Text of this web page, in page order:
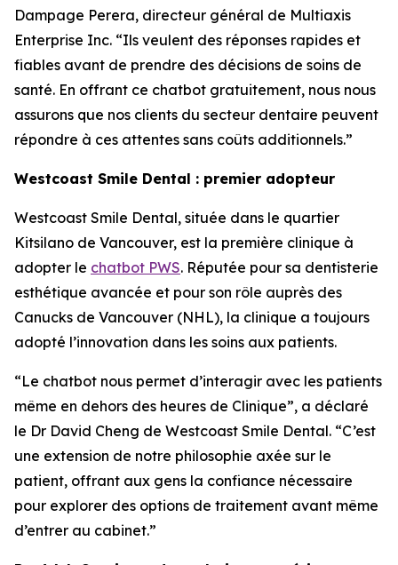
Dampage Perera, directeur général de Multiaxis
Enterprise Inc. “Ils veulent des réponses rapides et
fiables avant de prendre des décisions de soins de
santé. En offrant ce chatbot gratuitement, nous nous
assurons que nos clients du secteur dentaire peuvent
répondre à ces attentes sans coûts additionnels.”
Westcoast Smile Dental : premier adopteur
Westcoast Smile Dental, située dans le quartier
Kitsilano de Vancouver, est la première clinique à
adopter le chatbot PWS. Réputée pour sa dentisterie
esthétique avancée et pour son rôle auprès des
Canucks de Vancouver (NHL), la clinique a toujours
adopté l’innovation dans les soins aux patients.
“Le chatbot nous permet d’interagir avec les patients
même en dehors des heures de Clinique”, a déclaré
le Dr David Cheng de Westcoast Smile Dental. “C’est
une extension de notre philosophie axée sur le
patient, offrant aux gens la confiance nécessaire
pour explorer des options de traitement avant même
d’entrer au cabinet.”